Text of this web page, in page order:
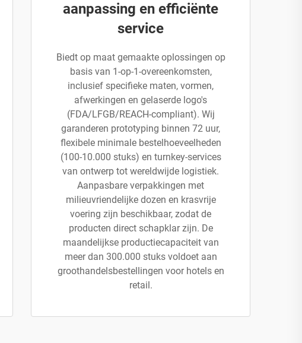
aanpassing en efficiënte
service
Biedt op maat gemaakte oplossingen op
basis van 1-op-1-overeenkomsten,
inclusief specifieke maten, vormen,
afwerkingen en gelaserde logo's
(FDA/LFGB/REACH-compliant). Wij
garanderen prototyping binnen 72 uur,
flexibele minimale bestelhoeveelheden
(100-10.000 stuks) en turnkey-services
van ontwerp tot wereldwijde logistiek.
Aanpasbare verpakkingen met
milieuvriendelijke dozen en krasvrije
voering zijn beschikbaar, zodat de
producten direct schapklar zijn. De
maandelijkse productiecapaciteit van
meer dan 300.000 stuks voldoet aan
groothandelsbestellingen voor hotels en
retail.